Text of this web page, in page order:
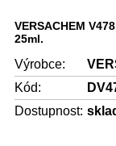
VERSACHEM
25ml.
Výrobce:
Kód:
Dostupnost: